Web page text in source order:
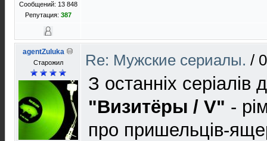
Сообщений: 13 848
Репутация: 387
agentZuluka
Старожил Re: Мужские сериалы. /
З останніх серіалів
"Визитёры / V" -
про пришельців-